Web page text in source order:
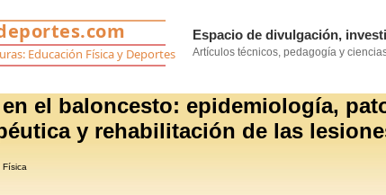
el baloncesto: epidemiología,
y rehabilitación de las